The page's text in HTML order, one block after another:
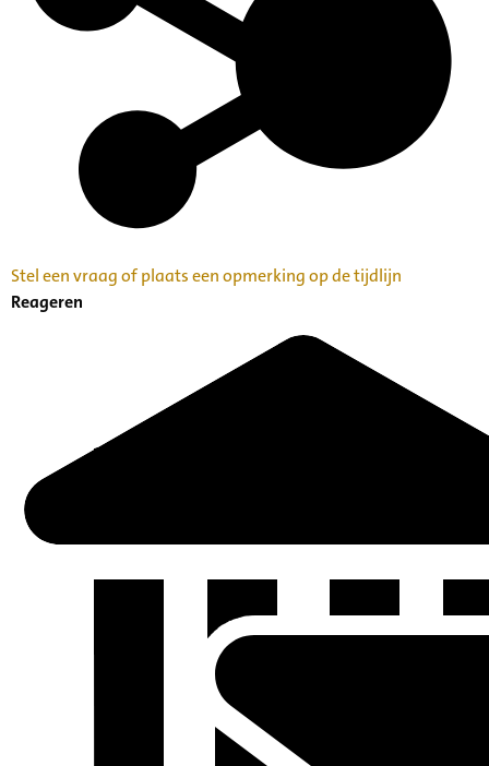
Stel een vraag of plaats een opmerking op de tijdlijn
Reageren